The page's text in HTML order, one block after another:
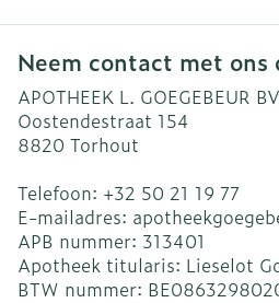
Neem contact met ons
APOTHEEK L. GOEGEBEUR
Oostendestraat 154
8820 Torhout
Telefoon: +32 50 21 19 77
E-mailadres:
APB nummer: 313401
Apotheek titularis: Lieselot
BTW nummer: